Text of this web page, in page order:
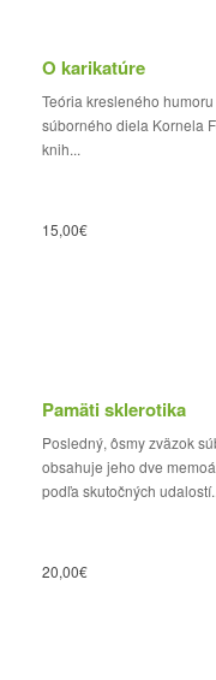
O karikatúre
Teória kresleného
súborného diela Kornela
knih...
15,00€
Pamäti sklerotika
Posledný, ôsmy zväzok
obsahuje jeho dve
podľa skutočných
20,00€